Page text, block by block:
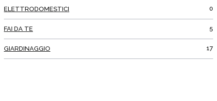
ELETTRODOMESTICI 0
FAI DA TE 5
GIARDINAGGIO 17